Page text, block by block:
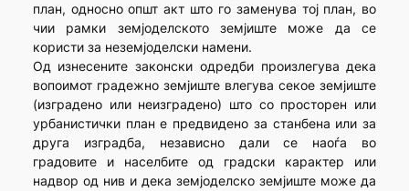
план, односно општ акт што го заменува тој план, во
чии рамки земјоделското земјиште може да се
користи за неземјоделски намени.
Од изнесените законски одредби произлегува дека
вопоимот градежно земјиште влегува секое земјиште
(изградено или неизградено) што со просторен или
урбанистички план е предвидено за станбена или за
друга изградба, независно дали се наоѓа во
градовите и населбите од градски карактер или
надвор од нив и дека земјоделско земјиште може да